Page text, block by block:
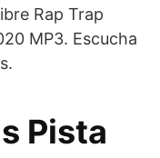
Rap Trap
MP3. Escucha
Pista